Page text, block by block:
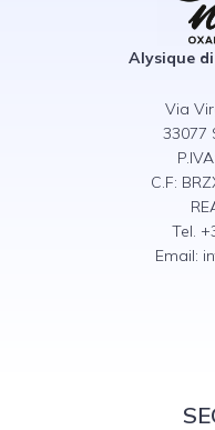
Alysique
Via
33077
C.F:
Tel.
Email: